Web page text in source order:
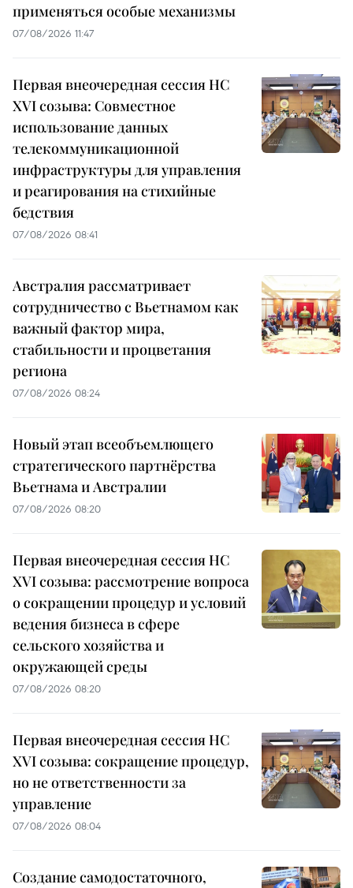
применяться особые механизмы
07/08/2026 11:47
Первая внеочередная сессия НС
XVI созыва: Совместное
использование данных
телекоммуникационной
инфраструктуры для управления
и реагирования на стихийные
бедствия
07/08/2026 08:41
Австралия рассматривает
сотрудничество с Вьетнамом как
важный фактор мира,
стабильности и процветания
региона
07/08/2026 08:24
Новый этап всеобъемлющего
стратегического партнёрства
Вьетнама и Австралии
07/08/2026 08:20
Первая внеочередная сессия НС
XVI созыва: рассмотрение вопроса
о сокращении процедур и условий
ведения бизнеса в сфере
сельского хозяйства и
окружающей среды
07/08/2026 08:20
Первая внеочередная сессия НС
XVI созыва: сокращение процедур,
но не ответственности за
управление
07/08/2026 08:04
Создание самодостаточного,